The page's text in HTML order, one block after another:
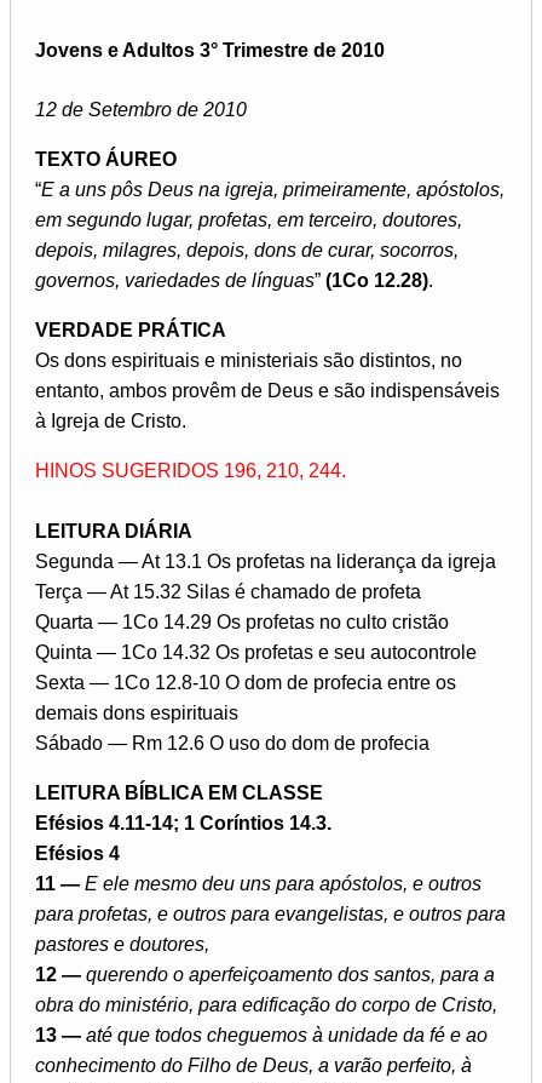
Jovens e Adultos 3° Trimestre de 2010
12 de Setembro de 2010
TEXTO ÁUREO
“E a uns pôs Deus na igreja, primeiramente, apóstolos,
em segundo lugar, profetas, em terceiro, doutores,
depois, milagres, depois, dons de curar, socorros,
governos, variedades de línguas” (1Co 12.28).
VERDADE PRÁTICA
Os dons espirituais e ministeriais são distintos, no
entanto, ambos provêm de Deus e são indispensáveis
à Igreja de Cristo.
HINOS SUGERIDOS 196, 210, 244.​​​​​​​
LEITURA DIÁRIA
Segunda — At 13.1 Os profetas na liderança da igreja
Terça — At 15.32 Silas é chamado de profeta
Quarta — 1Co 14.29 Os profetas no culto cristão
Quinta — 1Co 14.32 Os profetas e seu autocontrole
Sexta — 1Co 12.8-10 O dom de profecia entre os
demais dons espirituais
Sábado — Rm 12.6 O uso do dom de profecia
LEITURA BÍBLICA EM CLASSE
Efésios 4.11-14; 1 Coríntios 14.3.
Efésios 4
11 — E ele mesmo deu uns para apóstolos, e outros
para profetas, e outros para evangelistas, e outros para
pastores e doutores,
12 — querendo o aperfeiçoamento dos santos, para a
obra do ministério, para edificação do corpo de Cristo,
13 — até que todos cheguemos à unidade da fé e ao
conhecimento do Filho de Deus, a varão perfeito, à